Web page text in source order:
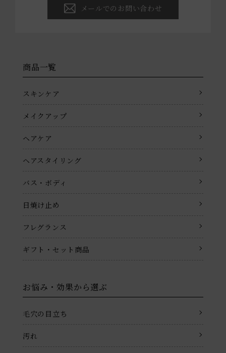
メールでのお問い合わせ
商品一覧
スキンケア
メイクアップ
ヘアケア
ヘアスタイリング
バス・ボディ
日焼け止め
フレグランス
ギフト・セット商品
お悩み・効果から選ぶ
毛穴の目立ち
汚れ